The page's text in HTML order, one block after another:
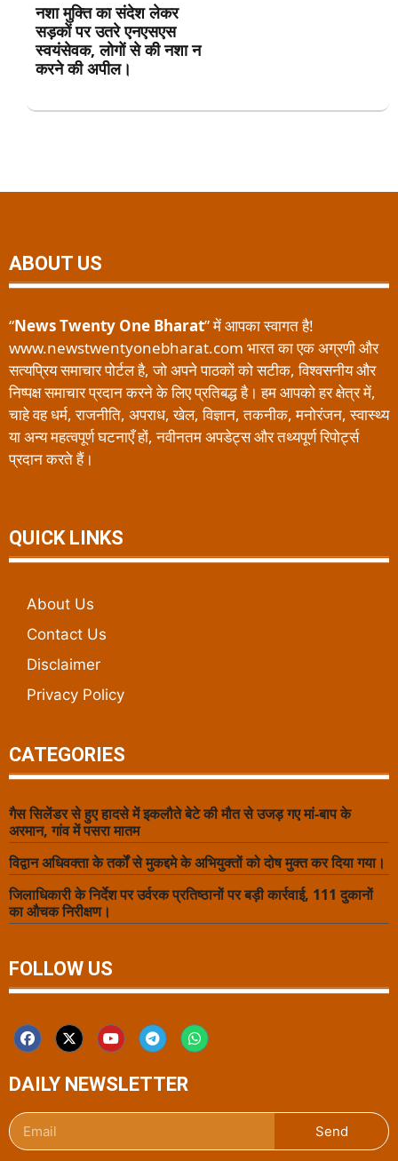
नशा मुक्ति का संदेश लेकर
सड़कों पर उतरे एनएसएस
स्वयंसेवक, लोगों से की नशा न
करने की अपील।
ABOUT US
“News Twenty One Bharat” में आपका स्वागत है!
www.newstwentyonebharat.com भारत का एक अग्रणी और
सत्यप्रिय समाचार पोर्टल है, जो अपने पाठकों को सटीक, विश्वसनीय और
निष्पक्ष समाचार प्रदान करने के लिए प्रतिबद्ध है। हम आपको हर क्षेत्र में,
चाहे वह धर्म, राजनीति, अपराध, खेल, विज्ञान, तकनीक, मनोरंजन, स्वास्थ्य
या अन्य महत्वपूर्ण घटनाएँ हों, नवीनतम अपडेट्स और तथ्यपूर्ण रिपोर्ट्स
प्रदान करते हैं।
QUICK LINKS
About Us
Contact Us
Disclaimer
Privacy Policy
CATEGORIES
गैस सिलेंडर से हुए हादसे में इकलौते बेटे की मौत से उजड़ गए मां-बाप के
अरमान, गांव में पसरा मातम
विद्वान अधिवक्ता के तर्कों से मुकद्दमे के अभियुक्तों को दोष मुक्त कर दिया गया।
जिलाधिकारी के निर्देश पर उर्वरक प्रतिष्ठानों पर बड़ी कार्रवाई, 111 दुकानों
का औचक निरीक्षण।
FOLLOW US
DAILY NEWSLETTER
Send